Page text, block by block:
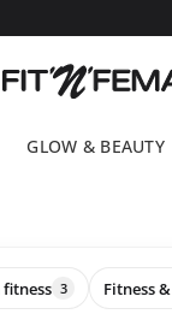
GLOW & BEAUTY
fitness 3 Fitness